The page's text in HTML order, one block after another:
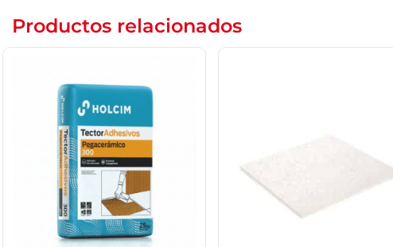
Productos relacionados